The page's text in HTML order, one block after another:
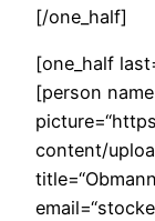
[/one_half]
[one_half
[person
content/